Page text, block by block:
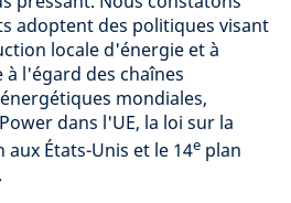
adoptent des politiques visant
locale d'énergie et à
l'égard des chaînes
mondiales,
dans l'UE, la loi sur la
États-Unis et le 14e plan